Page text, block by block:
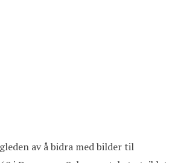
av å bidra med bilder til